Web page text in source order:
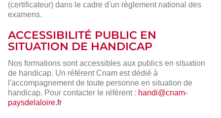
(certificateur) dans le cadre d'un règlement national des
examens.
ACCESSIBILITÉ PUBLIC EN
SITUATION DE HANDICAP
Nos formations sont accessibles aux publics en situation
de handicap. Un référent Cnam est dédié à
l'accompagnement de toute personne en situation de
handicap. Pour contacter le référent : handi@cnam-
paysdelaloire.fr